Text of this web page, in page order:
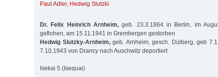
Paul Adler, Hedwig Slutzki
Dr. Felix Heinrich Arnheim, geb. 23.3.1864 in Berlin, im
geflohen, am 15.11.1941 in Grembergen gestorben
Hedwig Slutzky-Arnheim,geb. Arnheim, gesch. Dülberg, geb
7.10.1943 von Drancy nach Auschwitz deportiert
Isekai 5 (Isequai)